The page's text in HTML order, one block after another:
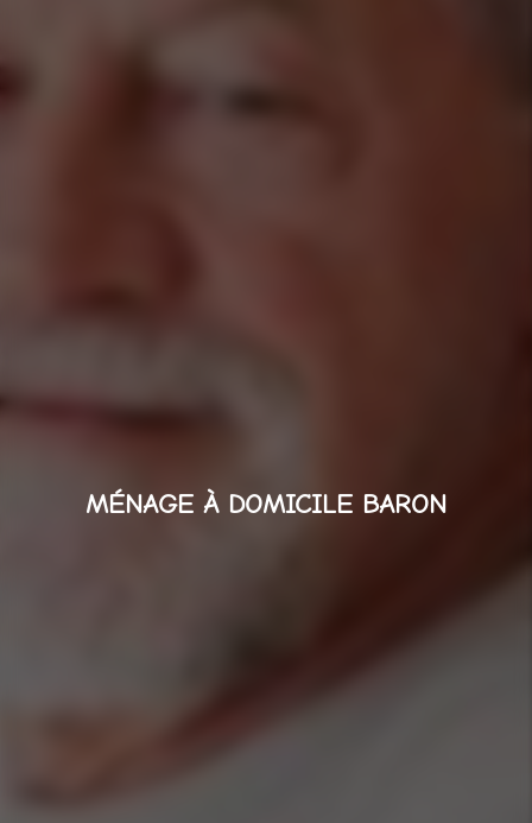
MÉNAGE À DOMICILE BARON